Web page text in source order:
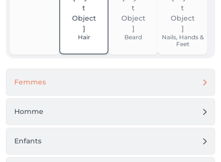
Hair Beard
Nails, Hands &
Feet
Femmes
Homme
Enfants